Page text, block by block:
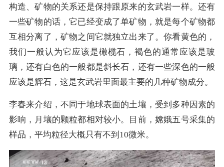
构造、矿物的关系还是保持跟原来的玄武岩一样。还有
一些矿物的话，它已经变成了单矿物，就是每个矿物都
互相分离了，矿物之间它就独立出来了。你看黄色的，
我们一般认为它应该是橄榄石，褐色的通常应该是玻
璃，还有白色的一般都是斜长石，还有一些深色的一般
应该是辉石，这是玄武岩里面最主要的几种矿物成分。
李春来介绍，不同于地球表面的土壤，受到多种因素的
影响，月壤的颗粒都相对较小。目前，嫦娥五号采集的
样品，平均粒径大概只有不到10微米。